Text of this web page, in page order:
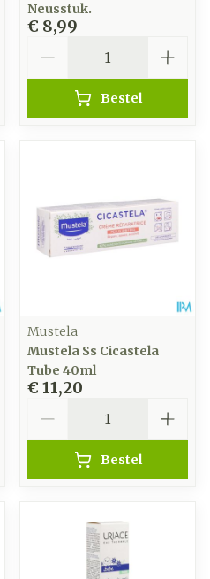
Neusstuk.
€ 8,99
Bestel
Mustela
Mustela Ss Cicastela
Tube 40ml
€ 11,20
Bestel